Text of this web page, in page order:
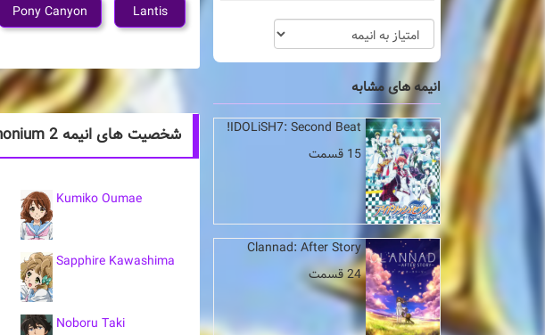
انیمه های مشابه
IDOLiSH7: Second Beat!
15 قسمت
Clannad: After Story
24 قسمت
Lantis
Pony Canyon
شخصیت های انیمه Hibike! Euphonium 2
Kumiko Oumae
Sapphire Kawashima
Noboru Taki